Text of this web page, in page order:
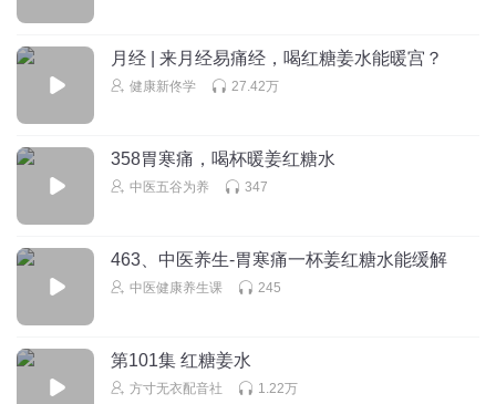
月经 | 来月经易痛经，喝红糖姜水能暖宫？
健康新佟学 27.42万
358胃寒痛，喝杯暖姜红糖水
中医五谷为养 347
463、中医养生-胃寒痛一杯姜红糖水能缓解
中医健康养生课 245
第101集 红糖姜水
方寸无衣配音社 1.22万